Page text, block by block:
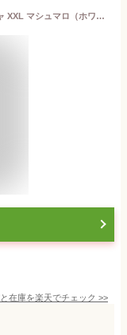
送料無料／まとめ買い（24袋）【ドウシシャ XXL マシュマロ（ホワイト／カラフル） 10個入 ×24袋】 BBQに特化したマシュマロ 通常の約3倍 コスパ◎ バーベキュー アウトドア キャンプ チョコフォンデュ コーヒーや紅茶に浮かべて トースト スモア フォンデュ ビュッフェ
在庫を楽天でチェック >>